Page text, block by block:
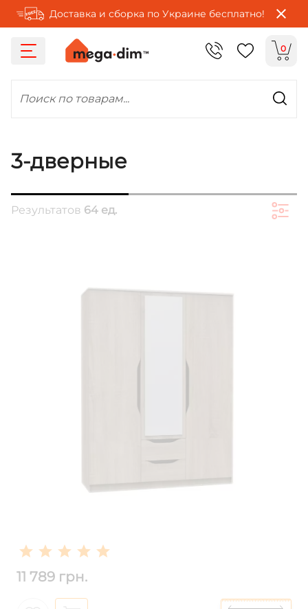
Доставка и сборка по Украине бесплатно!
0
Поиск по товарам...
3-дверные
Результатов 64 ед.
11 789 грн.